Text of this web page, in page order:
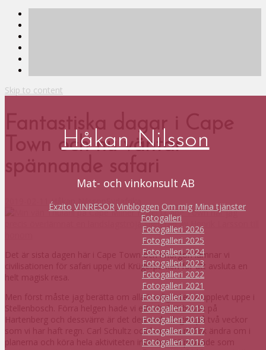
Skip to content
Håkan Nilsson
Mat- och vinkonsult AB
Éxzito VINRESOR Vinbloggen Om mig Mina tjänster
Fotogalleri
Fotogalleri 2026
Fotogalleri 2025
Fotogalleri 2024
Fotogalleri 2023
Fotogalleri 2022
Fotogalleri 2021
Fotogalleri 2020
Fotogalleri 2019
Fotogalleri 2018
Fotogalleri 2017
Fotogalleri 2016
Fantastiska dagar i Cape
Town och nu väntar
spännande safari
Håkan Nilsson Sydafrika
Det är sista dagen här i Cape Town och imorgon lämnar vi
civilisationen för safari uppe vid Krügerparken för att avsluta en
helt magisk resa.
Men först måste jag berätta om alla trevligheter vi upplevt uppe i
Stellenbosch. Förra helgen hade vi ett inbokat besök på
Hartenberg och dessvärre är det den enda dagen på två veckor
som vi har haft regn. Carl Schultz och hans team fick ändra om i
planerna och köra hela aktiviteten inomhus. Vi provade som